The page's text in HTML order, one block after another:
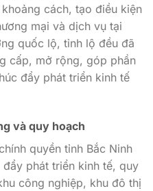
cách, tạo điều kiện
mại và dịch vụ tại
quốc lộ, tỉnh lộ đều đã
cấp, mở rộng, góp phần
đẩy phát triển kinh tế
và quy hoạch
quyền tỉnh Bắc Ninh
phát triển kinh tế, quy
công nghiệp, khu đô thị